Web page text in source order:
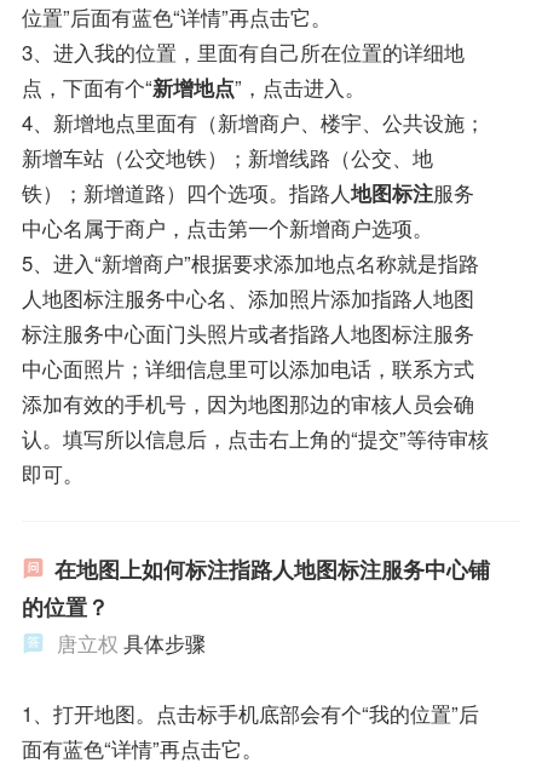
位置”后面有蓝色“详情”再点击它。
3、进入我的位置，里面有自己所在位置的详细地
点，下面有个“新增地点”，点击进入。
4、新增地点里面有（新增商户、楼宇、公共设施；
新增车站（公交地铁）；新增线路（公交、地
铁）；新增道路）四个选项。指路人地图标注服务
中心名属于商户，点击第一个新增商户选项。
5、进入“新增商户”根据要求添加地点名称就是指路
人地图标注服务中心名、添加照片添加指路人地图
标注服务中心面门头照片或者指路人地图标注服务
中心面照片；详细信息里可以添加电话，联系方式
添加有效的手机号，因为地图那边的审核人员会确
认。填写所以信息后，点击右上角的“提交”等待审核
即可。
在地图上如何标注指路人地图标注服务中心铺
的位置？
唐立权 具体步骤
1、打开地图。点击标手机底部会有个“我的位置”后
面有蓝色“详情”再点击它。